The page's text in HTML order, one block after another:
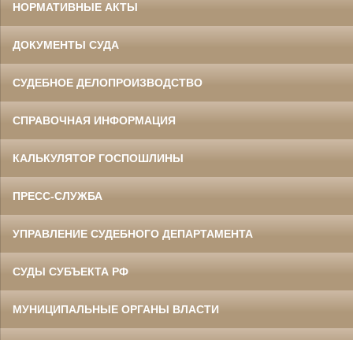
НОРМАТИВНЫЕ АКТЫ
ДОКУМЕНТЫ СУДА
СУДЕБНОЕ ДЕЛОПРОИЗВОДСТВО
СПРАВОЧНАЯ ИНФОРМАЦИЯ
КАЛЬКУЛЯТОР ГОСПОШЛИНЫ
ПРЕСС-СЛУЖБА
УПРАВЛЕНИЕ СУДЕБНОГО ДЕПАРТАМЕНТА
СУДЫ СУБЪЕКТА РФ
МУНИЦИПАЛЬНЫЕ ОРГАНЫ ВЛАСТИ